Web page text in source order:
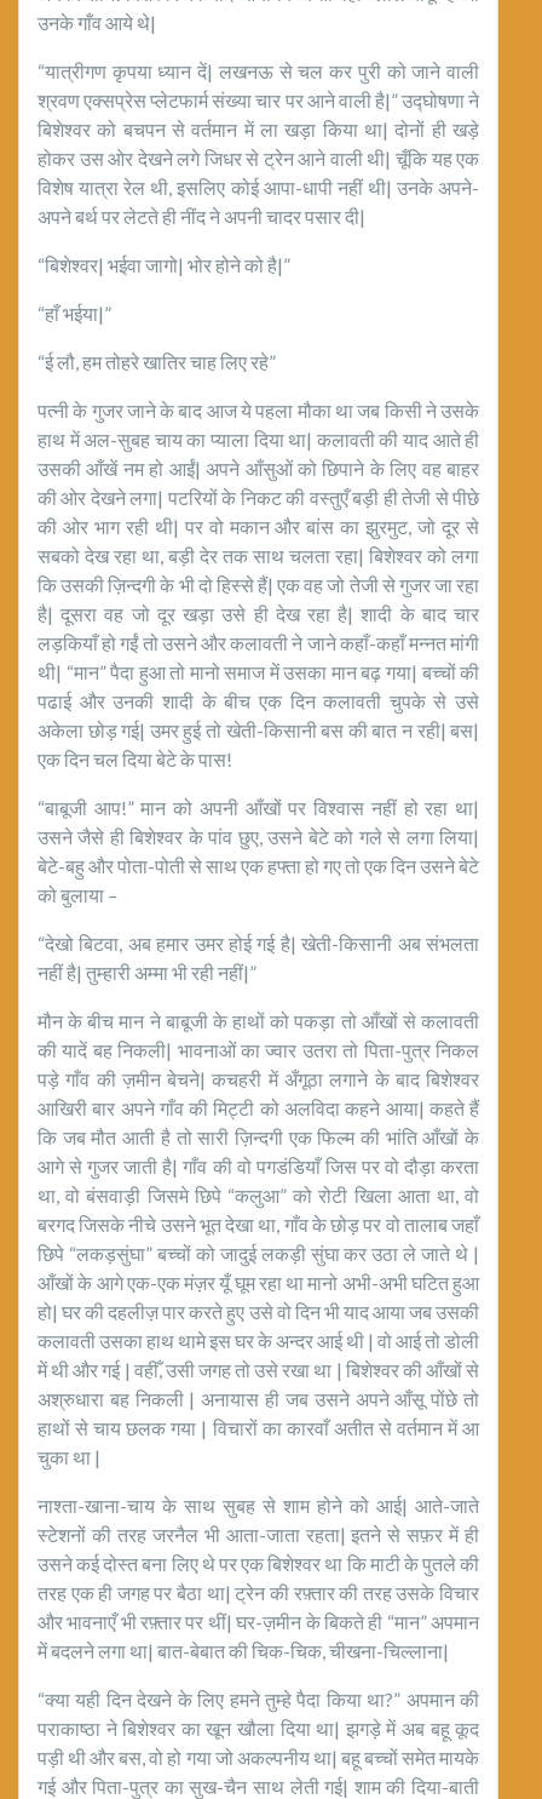
उनके गाँव आये थे|
“यात्रीगण कृपया ध्यान दें| लखनऊ से चल कर पुरी को जाने वाली
श्रवण एक्सप्रेस प्लेटफार्म संख्या चार पर आने वाली है|” उद्घोषणा ने
बिशेश्वर को बचपन से वर्तमान में ला खड़ा किया था| दोनों ही खड़े
होकर उस ओर देखने लगे जिधर से ट्रेन आने वाली थी| चूँकि यह एक
विशेष यात्रा रेल थी, इसलिए कोई आपा-धापी नहीं थी| उनके अपने-
अपने बर्थ पर लेटते ही नींद ने अपनी चादर पसार दी|
“बिशेश्वर| भईवा जागो| भोर होने को है|”
“हाँ भईया|”
“ई लौ, हम तोहरे खातिर चाह लिए रहे”
पत्नी के गुजर जाने के बाद आज ये पहला मौका था जब किसी ने उसके
हाथ में अल-सुबह चाय का प्याला दिया था| कलावती की याद आते ही
उसकी आँखें नम हो आईं| अपने आँसुओं को छिपाने के लिए वह बाहर
की ओर देखने लगा| पटरियों के निकट की वस्तुएँ बड़ी ही तेजी से पीछे
की ओर भाग रही थी| पर वो मकान और बांस का झुरमुट, जो दूर से
सबको देख रहा था, बड़ी देर तक साथ चलता रहा| बिशेश्वर को लगा
कि उसकी ज़िन्दगी के भी दो हिस्से हैं| एक वह जो तेजी से गुजर जा रहा
है| दूसरा वह जो दूर खड़ा उसे ही देख रहा है| शादी के बाद चार
लड़कियाँ हो गईं तो उसने और कलावती ने जाने कहाँ-कहाँ मन्नत मांगी
थी| “मान” पैदा हुआ तो मानो समाज में उसका मान बढ़ गया| बच्चों की
पढाई और उनकी शादी के बीच एक दिन कलावती चुपके से उसे
अकेला छोड़ गई| उमर हुई तो खेती-किसानी बस की बात न रही| बस|
एक दिन चल दिया बेटे के पास!
“बाबूजी आप!” मान को अपनी आँखों पर विश्वास नहीं हो रहा था|
उसने जैसे ही बिशेश्वर के पांव छुए, उसने बेटे को गले से लगा लिया|
बेटे-बहु और पोता-पोती से साथ एक हफ्ता हो गए तो एक दिन उसने बेटे
को बुलाया –
“देखो बिटवा, अब हमार उमर होई गई है| खेती-किसानी अब संभलता
नहीं है| तुम्हारी अम्मा भी रही नहीं|”
मौन के बीच मान ने बाबूजी के हाथों को पकड़ा तो आँखों से कलावती
की यादें बह निकली| भावनाओं का ज्वार उतरा तो पिता-पुत्र निकल
पड़े गाँव की ज़मीन बेचने| कचहरी में अँगूठा लगाने के बाद बिशेश्वर
आखिरी बार अपने गाँव की मिट्टी को अलविदा कहने आया| कहते हैं
कि जब मौत आती है तो सारी ज़िन्दगी एक फिल्म की भांति आँखों के
आगे से गुजर जाती है| गाँव की वो पगडंडियाँ जिस पर वो दौड़ा करता
था, वो बंसवाड़ी जिसमे छिपे “कलुआ” को रोटी खिला आता था, वो
बरगद जिसके नीचे उसने भूत देखा था, गाँव के छोड़ पर वो तालाब जहाँ
छिपे “लकड़सुंघा” बच्चों को जादुई लकड़ी सुंघा कर उठा ले जाते थे |
आँखों के आगे एक-एक मंज़र यूँ घूम रहा था मानो अभी-अभी घटित हुआ
हो| घर की दहलीज़ पार करते हुए उसे वो दिन भी याद आया जब उसकी
कलावती उसका हाथ थामे इस घर के अन्दर आई थी | वो आई तो डोली
में थी और गई | वहीँ, उसी जगह तो उसे रखा था | बिशेश्वर की आँखों से
अश्रुधारा बह निकली | अनायास ही जब उसने अपने आँसू पोंछे तो
हाथों से चाय छलक गया | विचारों का कारवाँ अतीत से वर्तमान में आ
चुका था |
नाश्ता-खाना-चाय के साथ सुबह से शाम होने को आई| आते-जाते
स्टेशनों की तरह जरनैल भी आता-जाता रहता| इतने से सफ़र में ही
उसने कई दोस्त बना लिए थे पर एक बिशेश्वर था कि माटी के पुतले की
तरह एक ही जगह पर बैठा था| ट्रेन की रफ़्तार की तरह उसके विचार
और भावनाएँ भी रफ़्तार पर थीं| घर-ज़मीन के बिकते ही “मान” अपमान
में बदलने लगा था| बात-बेबात की चिक-चिक, चीखना-चिल्लाना|
“क्या यही दिन देखने के लिए हमने तुम्हे पैदा किया था?” अपमान की
पराकाष्ठा ने बिशेश्वर का खून खौला दिया था| झगड़े में अब बहू कूद
पड़ी थी और बस, वो हो गया जो अकल्पनीय था| बहू बच्चों समेत मायके
गई और पिता-पुत्र का सुख-चैन साथ लेती गई| शाम की दिया-बाती